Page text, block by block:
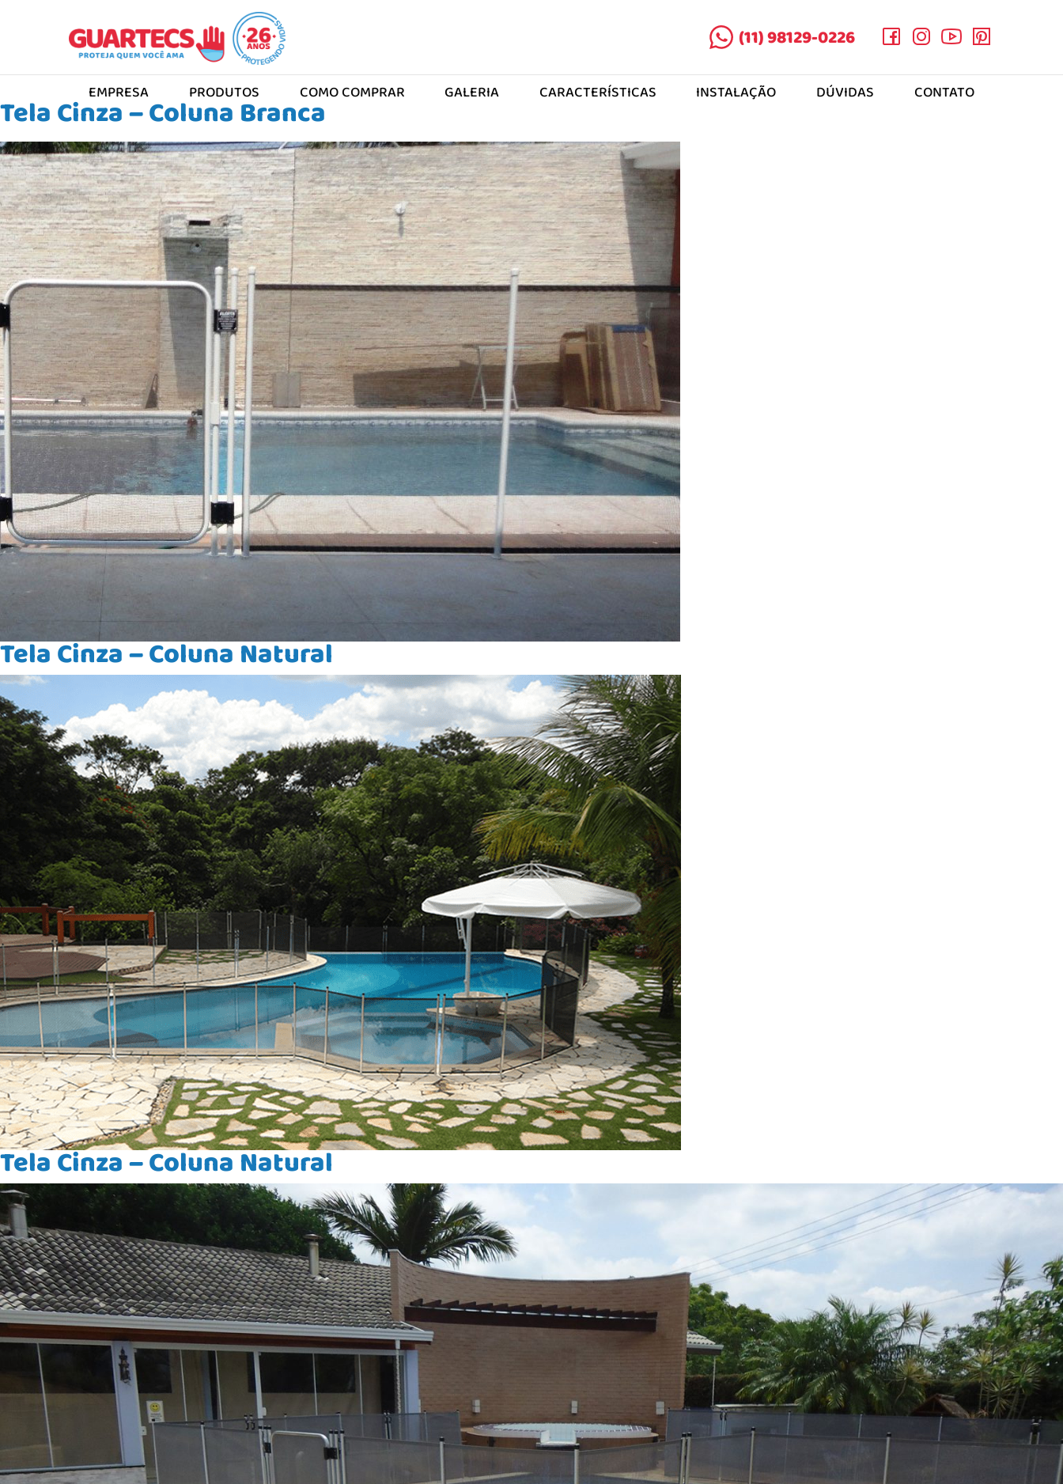
(11) 98129-0226
EMPRESA PRODUTOS COMO COMPRAR GALERIA CARACTERÍSTICAS INSTALAÇÃO DÚVIDAS CONTATO
Arquivos:Galerias
Tela Cinza – Coluna Branca
Tela Cinza – Coluna Natural
Tela Cinza – Coluna Natural